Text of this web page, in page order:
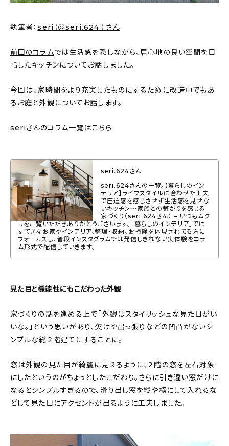
キッチン
ギフト
About
会社概要
プライバシーポリシー
お問い合わせ
執筆者：seri（＠seri.624 ）さん
前回のコラムでは生活感を隠しながら、居心地の良い空間を目
指したキッチンについてお話しました。
今回は、家時間をより充実したものにするために改造中でもあ
るお庭と外観についてお話します。
seriさんのコラム一覧はこちら
seri.624さん
seri.624さんの一覧。【暮らしのイン
テリア】ライフスタイルに合わせた工夫
で圧迫感を感じさせず生活感を見せな
いキッチン〜家族との繋がりを感じる
家づくり（seri.624さん） – いつもムク
リをご覧いただきありがとうございます。「暮らしのインテリア」では
すてきなお家やインテリア、整理・収納、お掃除を体現されてる方に
フォーカスし、普段インスタグラムでは発信しきれない実体験をコラ
ム形式で配信していきます。
見た目と機能性にもこだわった外観
家づくりの話を進める上で「外観はスタイリッシュな見た目がい
いな。」という思いがあり、欠けや出っ張りなどの凹凸がないシ
ンプルな総２階建てにすることに。
窓は外観の見た目が綺麗に見えるように、２階の窓を左右対象
にしたというのがちょっとしたこだわり。さらに引き違い窓だけに
なるとシンプルすぎるので、滑り出し窓を縦や横にして入れるな
どして見た目にアクセントが出るように工夫しました。